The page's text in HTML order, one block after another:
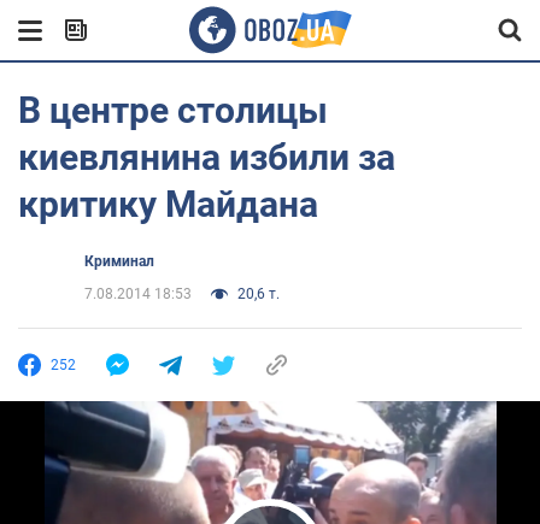
В центре столицы
киевлянина избили за
критику Майдана
Криминал
7.08.2014 18:53
20,6 т.
252